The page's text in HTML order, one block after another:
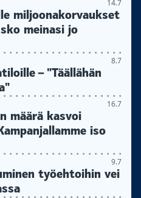
14.7
miljoonakorvaukset
meinasi jo
8.7
– "Täällähän
16.7
määrä kasvoi
iso
9.7
työehtoihin vei